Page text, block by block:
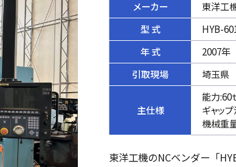
メーカー
東洋工
型 式
HYB-
年 式
2007年
引取現場
埼玉県
主仕様
能力:60
ギャッ
機械重
東洋工機のNCベンダー「